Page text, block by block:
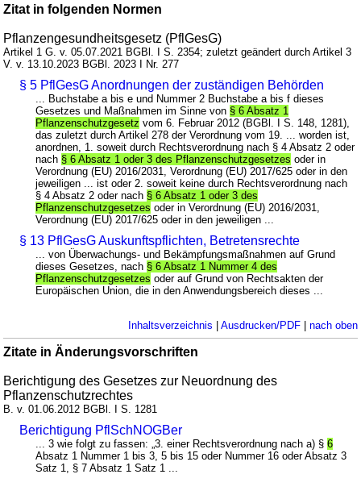
Zitat in folgenden Normen
Pflanzengesundheitsgesetz (PflGesG)
Artikel 1 G. v. 05.07.2021 BGBl. I S. 2354; zuletzt geändert durch Artikel 3
V. v. 13.10.2023 BGBl. 2023 I Nr. 277
§ 5 PflGesG Anordnungen der zuständigen Behörden
... Buchstabe a bis e und Nummer 2 Buchstabe a bis f dieses
Gesetzes und Maßnahmen im Sinne von § 6 Absatz 1
Pflanzenschutzgesetz vom 6. Februar 2012 (BGBl. I S. 148, 1281),
das zuletzt durch Artikel 278 der Verordnung vom 19. ... worden ist,
anordnen, 1. soweit durch Rechtsverordnung nach § 4 Absatz 2 oder
nach § 6 Absatz 1 oder 3 des Pflanzenschutzgesetzes oder in
Verordnung (EU) 2016/2031, Verordnung (EU) 2017/625 oder in den
jeweiligen ... ist oder 2. soweit keine durch Rechtsverordnung nach
§ 4 Absatz 2 oder nach § 6 Absatz 1 oder 3 des
Pflanzenschutzgesetzes oder in Verordnung (EU) 2016/2031,
Verordnung (EU) 2017/625 oder in den jeweiligen ...
§ 13 PflGesG Auskunftspflichten, Betretensrechte
... von Überwachungs- und Bekämpfungsmaßnahmen auf Grund
dieses Gesetzes, nach § 6 Absatz 1 Nummer 4 des
Pflanzenschutzgesetzes oder auf Grund von Rechtsakten der
Europäischen Union, die in den Anwendungsbereich dieses ...
Inhaltsverzeichnis | Ausdrucken/PDF| nach oben
Zitate in Änderungsvorschriften
Berichtigung des Gesetzes zur Neuordnung des
Pflanzenschutzrechtes
B. v. 01.06.2012 BGBl. I S. 1281
Berichtigung PflSchNOGBer
... 3 wie folgt zu fassen: „3. einer Rechtsverordnung nach a) §6
Absatz 1 Nummer 1 bis 3, 5 bis 15 oder Nummer 16 oder Absatz 3
Satz 1, § 7 Absatz 1 Satz 1 ...